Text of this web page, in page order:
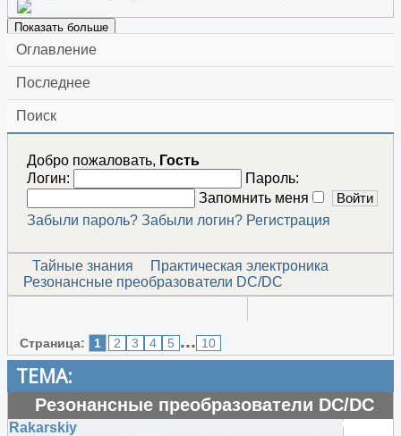
Показать больше
Оглавление
Последнее
Поиск
Добро пожаловать, Гость
Логин:
Пароль:
Запомнить меня
Забыли пароль? Забыли логин? Регистрация
Тайные знания
Практическая электроника
Резонансные преобразователи DC/DC
Страница: 1 2 3 4 5 ... 10
ТЕМА:
Резонансные преобразователи DC/DC
#48421
Rakarskiy